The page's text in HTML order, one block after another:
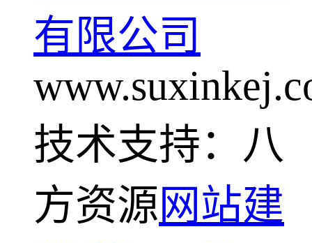
有限公司
技术支持：八
方资源网站建